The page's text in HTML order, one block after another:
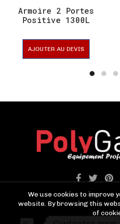
Armoire 2 Portes
Positive 1300L
CUISIFRIOT
AJOUTER AU DEVIS
We use cookies to improve
website. By browsing this
of